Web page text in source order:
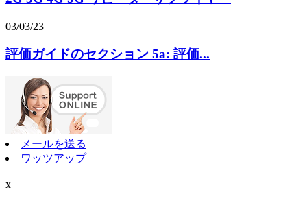
03/03/23
評価ガイドのセクション 5a: 評価...
メールを送る
ワッツアップ
x